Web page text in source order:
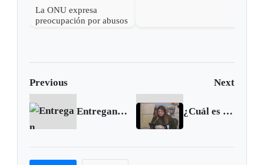
La ONU expresa
preocupación por abusos
Previous Next
Entregan ambulancias para 33 municipios de Boyacá ¿Cuál es el interés de la Fiscalía General de la Nación en disfrazar un secuestro de simple retención?